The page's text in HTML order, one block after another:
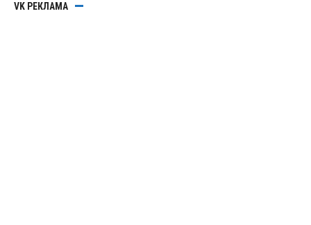
VK РЕКЛАМА